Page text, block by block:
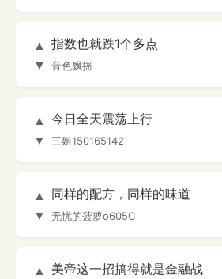
▲
▼
指数也就跌1个多点
音色飘摇
▲
▼
今日全天震荡上行
三姐150165142
▲
▼
同样的配方，同样的味道
无忧的菠萝o605C
▲
美帝这一招搞得就是金融战